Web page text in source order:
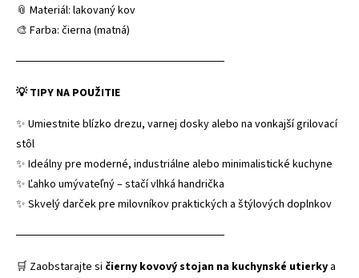
📎 Materiál: lakovaný kov
🎨 Farba: čierna (matná)
──────────────────────────
💡 TIPY NA POUŽITIE
✨ Umiestnite blízko drezu, varnej dosky alebo na vonkajší grilovací
stôl
✨ Ideálny pre moderné, industriálne alebo minimalistické kuchyne
✨ Ľahko umývateľný – stačí vlhká handrička
✨ Skvelý darček pre milovníkov praktických a štýlových doplnkov
──────────────────────────
🛒 Zaobstarajte si čierny kovový stojan na kuchynské utierky a